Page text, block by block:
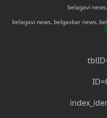
belagavi
belagavi news, belgavkar news,